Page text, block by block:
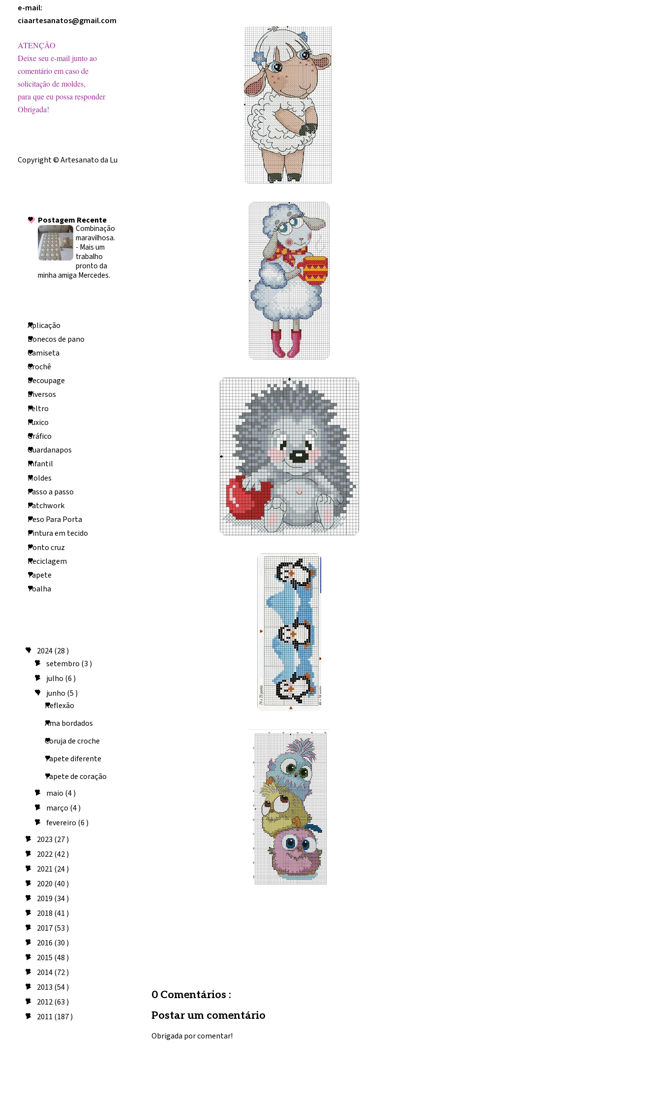
e-mail:
ciaartesanatos@gmail.com
ATENÇÃO
Deixe seu e-mail junto ao
comentário em caso de
solicitação de moldes,
para que eu possa responder
Obrigada!
Copyright © Artesanato da Lu
Postagem Recente
Combinação
maravilhosa.
- Mais um
trabalho
pronto da
minha amiga Mercedes.
Aplicação
Bonecos de pano
Camiseta
Crochê
Decoupage
Diversos
Feltro
Fuxico
Gráfico
Guardanapos
Infantil
Moldes
Passo a passo
Patchwork
Peso Para Porta
Pintura em tecido
Ponto cruz
Reciclagem
Tapete
Toalha
▼ 2024(28 )
►setembro (3 )
► julho (6 )
▼ junho (5 )
Reflexão
Ama bordados
Coruja de croche
Tapete diferente
Tapete de coração
► maio (4 )
► março (4 )
►fevereiro (6 )
► 2023 (27 )
► 2022(42 )
► 2021 (24 )
► 2020 (40 )
► 2019 (34 )
► 2018 (41 )
► 2017(53 )
► 2016 (30 )
► 2015 (48 )
► 2014(72 )
► 2013 (54 )
► 2012(63 )
► 2011 (187 )
0 Comentários :
Postar um comentário
Obrigada por comentar!